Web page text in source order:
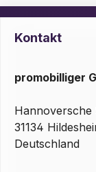
Kontakt
promobilliger
Hannoversche
31134
Deutschland